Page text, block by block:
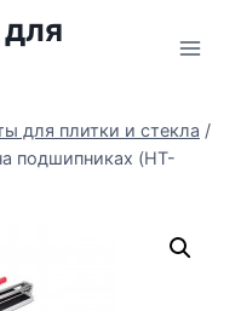
для плитки и стекла /
подшипниках (HT-